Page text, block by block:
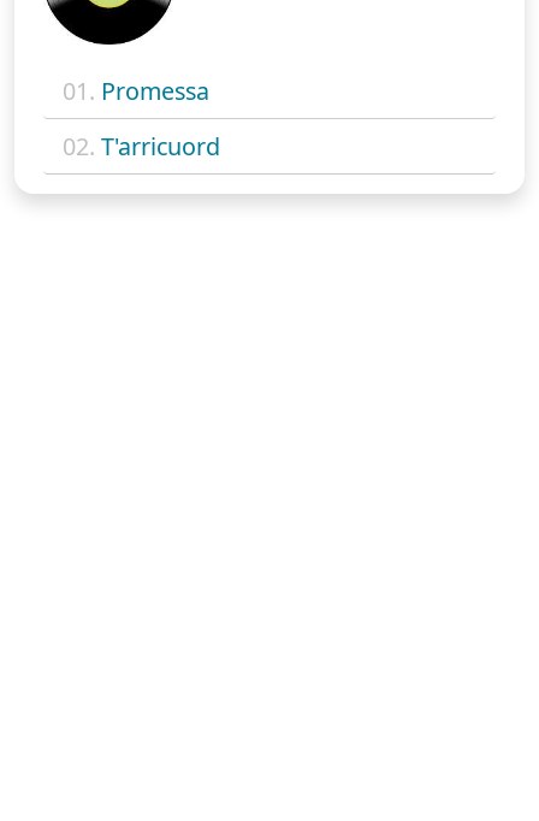
01. Promessa
02. T'arricuord